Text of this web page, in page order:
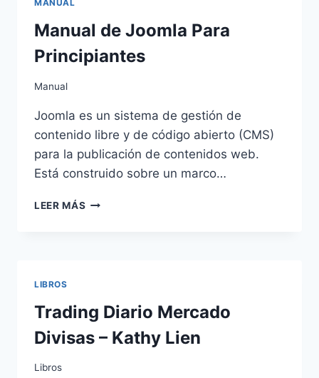
MANUAL
Manual de Joomla Para
Principiantes
Manual
Joomla es un sistema de gestión de
contenido libre y de código abierto (CMS)
para la publicación de contenidos web.
Está construido sobre un marco…
LEER MÁS MANUAL
LIBROS
Trading Diario Mercado
Divisas – Kathy Lien
Libros